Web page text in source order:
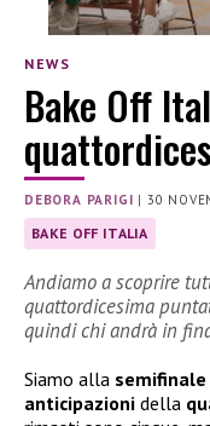
NEWS
Bake Off
DEBORA PARIGI | 30
BAKE OFF ITALIA
Andiamo a scoprire
quattordicesima
quindi chi andrà in
Siamo alla semifinale
anticipazioni della